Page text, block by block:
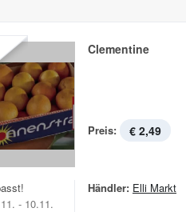
Clementine
Preis: € 2,49
- 10.11.
Händler: Elli Markt